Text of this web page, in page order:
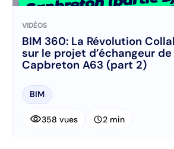
VIDÉOS
BIM 360: La Révolution
sur le projet d’échangeur de
Capbreton A63 (part 2)
BIM
visibility358 vues schedule2 min